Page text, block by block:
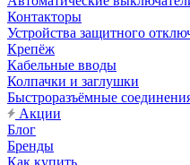
Контакторы
Устройства защитного
Крепёж
Кабельные вводы
Колпачки и заглушки
Быстроразъёмные
Акции
Блог
Бренды
Как купить